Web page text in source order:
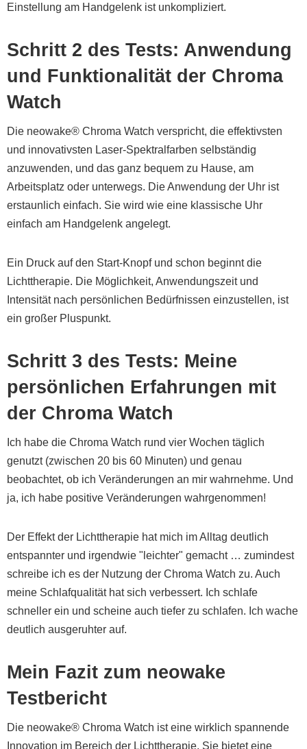
Einstellung am Handgelenk ist unkompliziert.
Schritt 2 des Tests: Anwendung
und Funktionalität der Chroma
Watch
Die neowake® Chroma Watch verspricht, die effektivsten
und innovativsten Laser-Spektralfarben selbständig
anzuwenden, und das ganz bequem zu Hause, am
Arbeitsplatz oder unterwegs. Die Anwendung der Uhr ist
erstaunlich einfach. Sie wird wie eine klassische Uhr
einfach am Handgelenk angelegt.
Ein Druck auf den Start-Knopf und schon beginnt die
Lichttherapie. Die Möglichkeit, Anwendungszeit und
Intensität nach persönlichen Bedürfnissen einzustellen, ist
ein großer Pluspunkt.
Schritt 3 des Tests: Meine
persönlichen Erfahrungen mit
der Chroma Watch
Ich habe die Chroma Watch rund vier Wochen täglich
genutzt (zwischen 20 bis 60 Minuten) und genau
beobachtet, ob ich Veränderungen an mir wahrnehme. Und
ja, ich habe positive Veränderungen wahrgenommen!
Der Effekt der Lichttherapie hat mich im Alltag deutlich
entspannter und irgendwie "leichter" gemacht … zumindest
schreibe ich es der Nutzung der Chroma Watch zu. Auch
meine Schlafqualität hat sich verbessert. Ich schlafe
schneller ein und scheine auch tiefer zu schlafen. Ich wache
deutlich ausgeruhter auf.
Mein Fazit zum neowake
Testbericht
Die neowake® Chroma Watch ist eine wirklich spannende
Innovation im Bereich der Lichttherapie. Sie bietet eine